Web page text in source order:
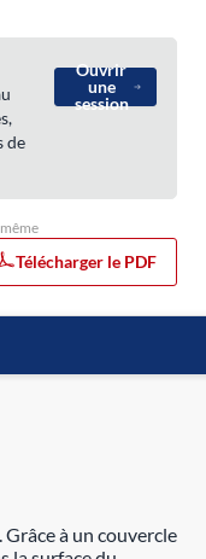
de
Ouvrir
une
session
Télécharger le PDF
à un couvercle